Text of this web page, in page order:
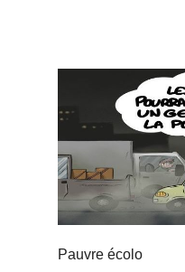
Pauvre écolo